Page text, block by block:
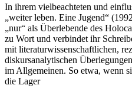
In ihrem vielbeachteten und
„weiter leben. Eine Jugend“
„nur“ als Überlebende des
zu Wort und verbindet ihr
mit literaturwissenschaftlichen,
diskursanalytischen
im Allgemeinen. So etwa, wenn
die Lager